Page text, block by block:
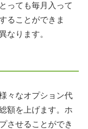
っても毎月入って
ることができま
なります。
々なオプション代
額を上げます。ホ
させることができ